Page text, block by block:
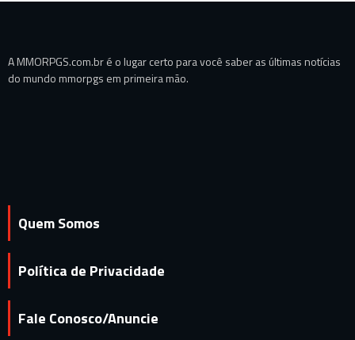
A MMORPGS.com.br é o lugar certo para você saber as últimas notícias
do mundo mmorpgs em primeira mão.
Quem Somos
Política de Privacidade
Fale Conosco/Anuncie